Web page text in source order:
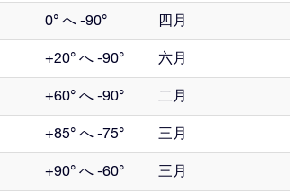
0° へ -90° 四月
+20° へ -90° 六月
+60° へ -90° 二月
+85° へ -75° 三月
+90° へ -60° 三月